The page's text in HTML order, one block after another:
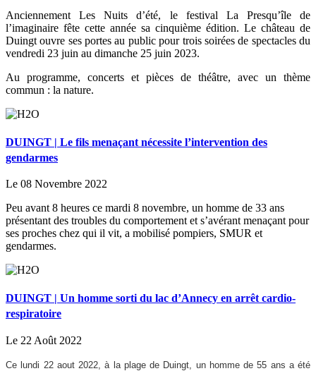
Anciennement Les Nuits d’été, le festival La Presqu’île de
l’imaginaire fête cette année sa cinquième édition. Le château de
Duingt ouvre ses portes au public pour trois soirées de spectacles du
vendredi 23 juin au dimanche 25 juin 2023.
Au programme, concerts et pièces de théâtre, avec un thème
commun : la nature.
DUINGT | Le fils menaçant nécessite l’intervention des
gendarmes
Le 08 Novembre 2022
Peu avant 8 heures ce mardi 8 novembre, un homme de 33 ans
présentant des troubles du comportement et s’avérant menaçant pour
ses proches chez qui il vit, a mobilisé pompiers, SMUR et
gendarmes.
DUINGT | Un homme sorti du lac d’Annecy en arrêt cardio-
respiratoire
Le 22 Août 2022
Ce lundi 22 aout 2022, à la plage de Duingt, un homme de 55 ans a été